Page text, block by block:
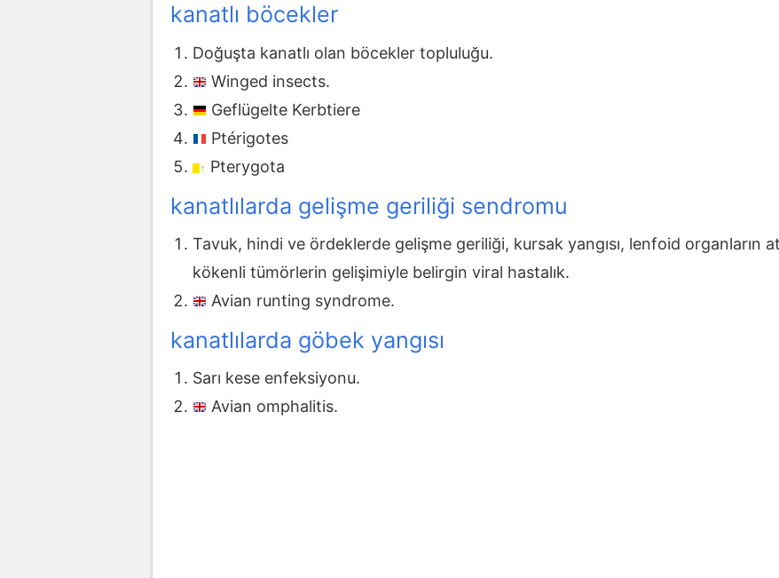
kanatlı böcekler
Doğuşta kanatlı olan böcekler topluluğu.
Winged insects.
Geflügelte Kerbtiere
Ptérigotes
Pterygota
kanatlılarda gelişme geriliği sendromu
Tavuk, hindi ve ördeklerde gelişme geriliği, kursak yangısı, lenfoid organların
kökenli tümörlerin gelişimiyle belirgin viral hastalık.
Avian runting syndrome.
kanatlılarda göbek yangısı
Sarı kese enfeksiyonu.
Avian omphalitis.